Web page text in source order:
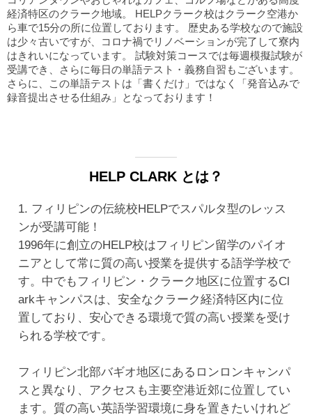
経済特区のクラーク地域。 HELPクラーク校はクラーク空港か
ら車で15分の所に位置しております。 歴史ある学校なので施設
は少々古いですが、コロナ禍でリノベーションが完了して寮内
はきれいになっています。 試験対策コースでは毎週模擬試験が
受講でき、さらに毎日の単語テスト・義務自習もございます。
さらに、この単語テストは「書くだけ」ではなく「発音込みで
録音提出させる仕組み」となっております！
HELP CLARK とは？
1. フィリピンの伝統校HELPでスパルタ型のレッス
ンが受講可能！
1996年に創立のHELP校はフィリピン留学のパイオ
ニアとして常に質の高い授業を提供する語学学校で
す。中でもフィリピン・クラーク地区に位置するCl
arkキャンパスは、安全なクラーク経済特区内に位
置しており、安心できる環境で質の高い授業を受け
られる学校です。
フィリピン北部バギオ地区にあるロンロンキャンパ
スと異なり、アクセスも主要空港近郊に位置してい
ます。質の高い英語学習環境に身を置きたいけれど